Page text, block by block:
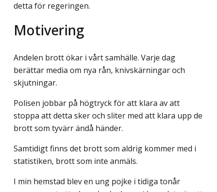
detta för regeringen.
Motivering
Andelen brott ökar i vårt samhälle. Varje dag
berättar media om nya rån, knivskärningar och
skjutningar.
Polisen jobbar på högtryck för att klara av att
stoppa att detta sker och sliter med att klara upp de
brott som tyvärr ändå händer.
Samtidigt finns det brott som aldrig kommer med i
statistiken, brott som inte an­mäls.
I min hemstad blev en ung pojke i tidiga tonår